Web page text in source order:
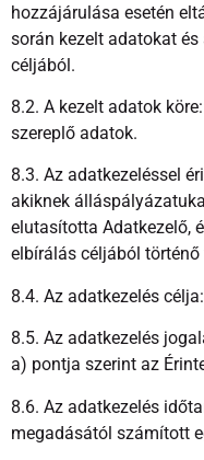
hozzájárulása esetén
során kezelt adatokat
céljából.
8.2. A kezelt adatok
szereplő adatok.
8.3. Az adatkezeléssel
akiknek
elutasította Adatkezelő,
elbírálás céljából
8.4. Az adatkezelés
8.5. Az adatkezelés
a) pontja szerint az
8.6. Az adatkezelés
megadásától számított